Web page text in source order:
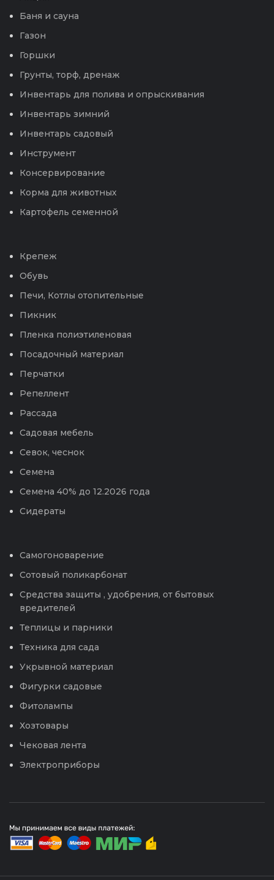
Баня и сауна
Газон
Горшки
Грунты, торф, дренаж
Инвентарь для полива и опрыскивания
Инвентарь зимний
Инвентарь садовый
Инструмент
Консервирование
Корма для животных
Картофель семенной
Крепеж
Обувь
Печи, Котлы отопительные
Пикник
Пленка полиэтиленовая
Посадочный материал
Перчатки
Репеллент
Рассада
Садовая мебель
Севок, чеснок
Семена
Семена 40% до 12.2026 года
Сидераты
Самогоноварение
Сотовый поликарбонат
Средства защиты , удобрения, от бытовых
вредителей
Теплицы и парники
Техника для сада
Укрывной материал
Фигурки садовые
Фитолампы
Хозтовары
Чековая лента
Электроприборы